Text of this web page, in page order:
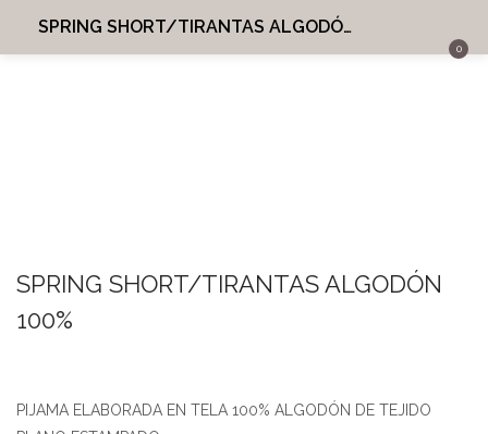
SPRING SHORT/TIRANTAS ALGODÓN 100%
0
INGRESAR REGISTRARME
SPRING SHORT/TIRANTAS ALGODÓN
100%
PIJAMA ELABORADA EN TELA 100% ALGODÓN DE TEJIDO